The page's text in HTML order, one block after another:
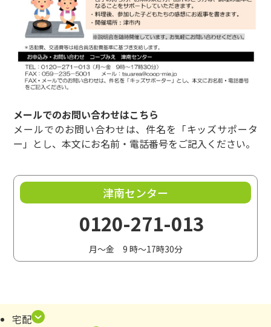
メールでのお問い合わせはこちら
メールでのお問い合わせは、件名を「キッズサポータ
ー」とし、本文にお名前・電話番号をご記入ください。
津南センター
0120-271-013
月～金 9 時～17時30分
宅配